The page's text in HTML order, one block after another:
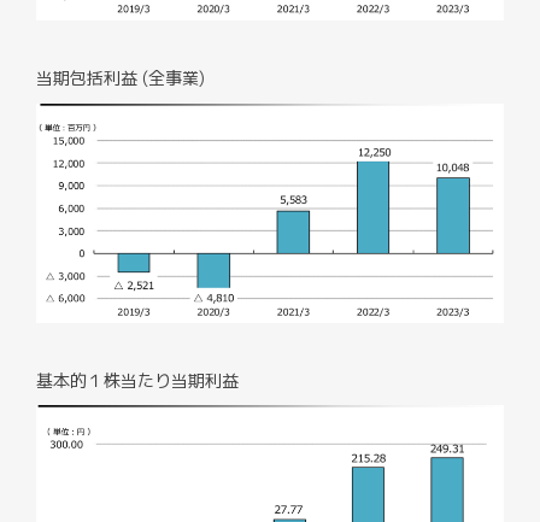
当期包括利益 (全事業)
基本的１株当たり当期利益